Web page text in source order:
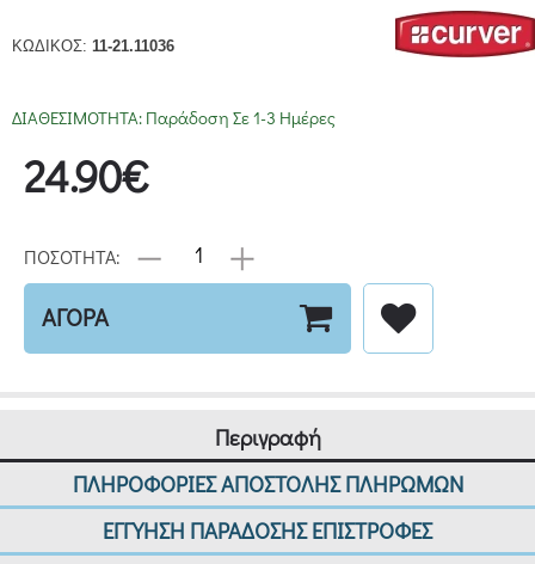
ΚΩΔΙΚΟΣ: 11-21.11036
ΔΙΑΘΕΣΙΜΟΤΗΤΑ: Παράδοση Σε 1-3 Ημέρες
24.90€
ΠΟΣΟΤΗΤΑ:
ΑΓΟΡΑ
Περιγραφή
ΠΛΗΡΟΦΟΡΙΕΣ ΑΠΟΣΤΟΛΗΣ ΠΛΗΡΩΜΩΝ
ΕΓΓΥΗΣΗ ΠΑΡΑΔΟΣΗΣ ΕΠΙΣΤΡΟΦΕΣ